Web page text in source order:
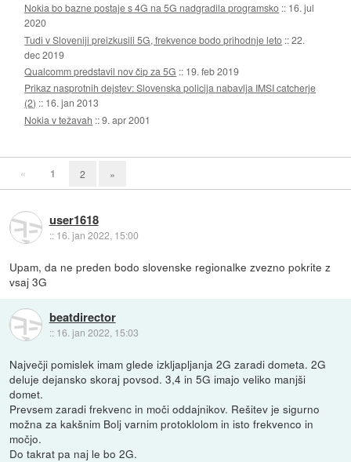
Nokia bo bazne postaje s 4G na 5G nadgradila programsko :: 16. jul
2020
Tudi v Sloveniji preizkusili 5G, frekvence bodo prihodnje leto ::22.
dec 2019
Qualcomm predstavil nov čip za 5G :: 19. feb 2019
Prikaz nasprotnih dejstev: Slovenska policija nabavlja IMSI catcherje
(2) :: 16. jan 2013
Nokia v težavah ::9. apr 2001
« 1 2 »
user1618
:: 16. jan 2022, 15:00
Upam, da ne preden bodo slovenske regionalke zvezno pokrite z
vsaj 3G
beatdirector
:: 16. jan 2022, 15:03
Največji pomislek imam glede izkljapljanja 2G zaradi dometa. 2G
deluje dejansko skoraj povsod. 3,4 in 5G imajo veliko manjši
domet.
Prevsem zaradi frekvenc in moči oddajnikov. Rešitev je sigurno
možna za kakšnim Bolj varnim protoklolom in isto frekvenco in
močjo.
Do takrat pa naj le bo 2G.